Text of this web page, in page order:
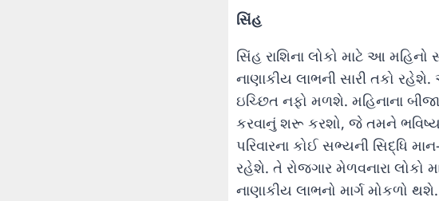
સિંહ
સિંહ રાશિના લોકો માટે આ
નાણાકીય લાભની સારી તકો
ઇચ્છિત નફો મળશે. મહિનાના
કરવાનું શરૂ કરશો, જે તમને
પરિવારના કોઈ સભ્યની સિદ્ધિ
રહેશે. તે રોજગાર મેળવનારા લોકો
નાણાકીય લાભનો માર્ગ મોકળો